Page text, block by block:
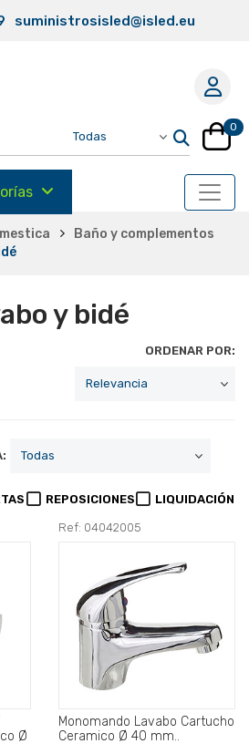
suministrosisled@isled.eu
0
Baño y complementos
y bidé
ORDENAR POR:
REPOSICIONES LIQUIDACIÓN
Ø
Ref: 04042005
Monomando Lavabo Cartucho
Ceramico Ø 40 mm..